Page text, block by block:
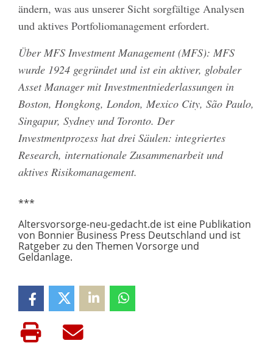
ändern, was aus unserer Sicht sorgfältige Analysen
und aktives Portfoliomanagement erfordert.
Über MFS Investment Management (MFS): MFS
wurde 1924 gegründet und ist ein aktiver, globaler
Asset Manager mit Investmentniederlassungen in
Boston, Hongkong, London, Mexico City, São Paulo,
Singapur, Sydney und Toronto. Der
Investmentprozess hat drei Säulen: integriertes
Research, internationale Zusammenarbeit und
aktives Risikomanagement.
***
Altersvorsorge-neu-gedacht.de ist eine Publikation
von Bonnier Business Press Deutschland und ist
Ratgeber zu den Themen Vorsorge und
Geldanlage.